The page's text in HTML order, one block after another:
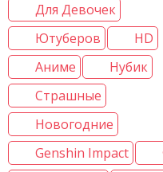
Для Девочек
Ютуберов
HD
Аниме
Нубик
Страшные
Новогодние
Genshin Impact